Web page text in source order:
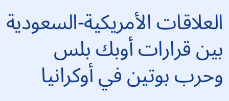
العلاقات الأمريكية-السعودية
بين قرارات أوبك بلس
وحرب بوتين في أوكرانيا